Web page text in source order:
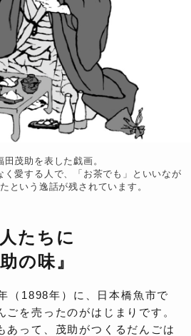
田茂助を表した戯画。
く愛する人で、「お茶でも」といいなが
という逸話が残されています。
たちに
の味』
（1898年）に、日本橋魚市で
ごを売ったのがはじまりです。
あって、茂助がつくるだんごは